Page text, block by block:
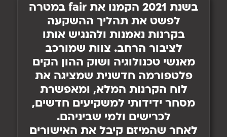
בשנת 2021 הקמנו את fair במטרה
לפשט את תהליך ההשקעה
בקרנות נאמנות ולהנגיש אותו
לציבור הרחב. צוות שמורכב
מאנשי טכנולוגיה ושוק ההון הקים
פלטפורמה חדשנית שמציגה את
לוח הקרנות המלא, ומאפשרת
מסחר ידידותי למשקיעים חדשים,
לכרישים ולמי שביניהם.
לאחר שהמיזם קיבל את האישורים